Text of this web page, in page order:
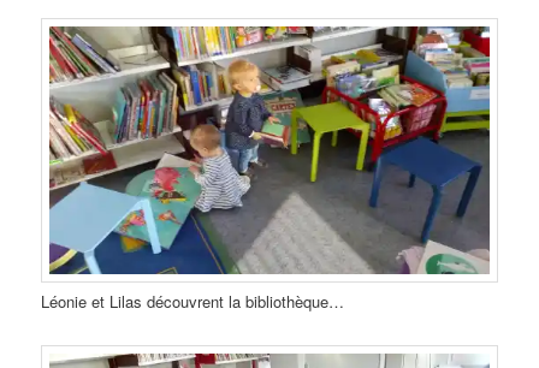
Léonie et Lilas découvrent la bibliothèque…